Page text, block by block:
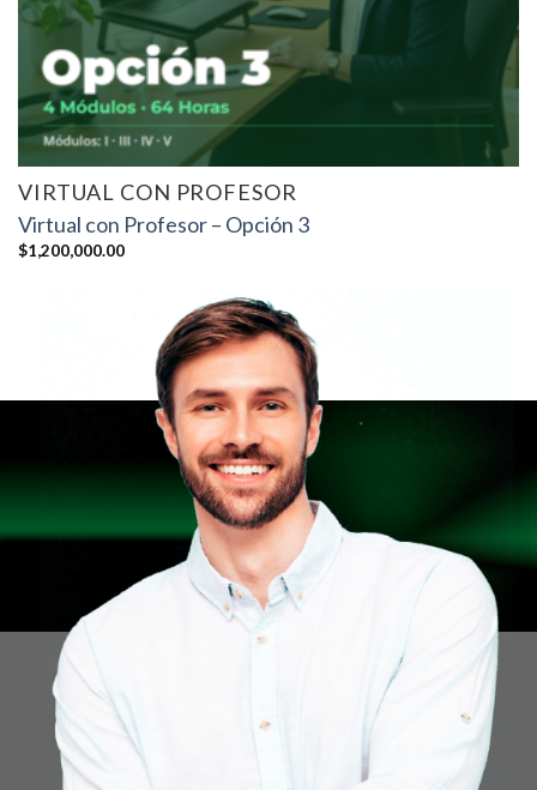
VIRTUAL CON PROFESOR
Virtual con Profesor – Opción 3
$1,200,000.00